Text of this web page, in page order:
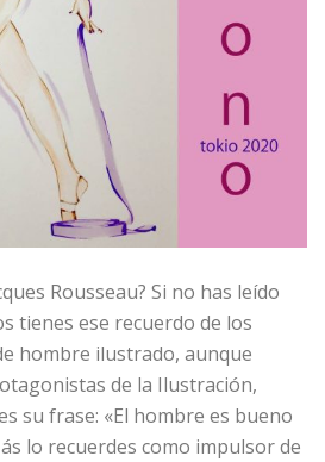
Rousseau? Si no has leído
tienes ese recuerdo de los
hombre ilustrado, aunque
de la Ilustración,
su frase: «El hombre es bueno
lo recuerdes como impulsor de